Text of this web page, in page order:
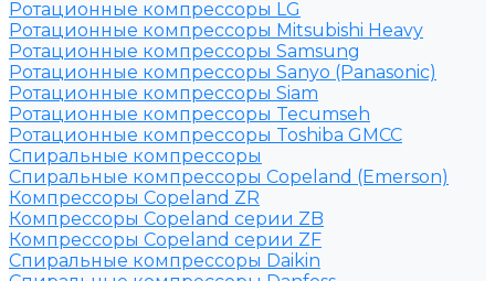
Ротационные компрессоры LG
Ротационные компрессоры Mitsubishi Heavy
Ротационные компрессоры Samsung
Ротационные компрессоры Sanyo (Panasonic)
Ротационные компрессоры Siam
Ротационные компрессоры Tecumseh
Ротационные компрессоры Toshiba GMCC
Спиральные компрессоры
Спиральные компрессоры Copeland (Emerson)
Компрессоры Copeland ZR
Компрессоры Copeland серии ZB
Компрессоры Copeland серии ZF
Спиральные компрессоры Daikin